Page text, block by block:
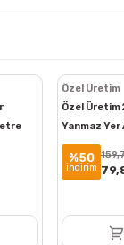
Özel Üretim
Özel Üretim
Yanmaz Yer
%50
indirim